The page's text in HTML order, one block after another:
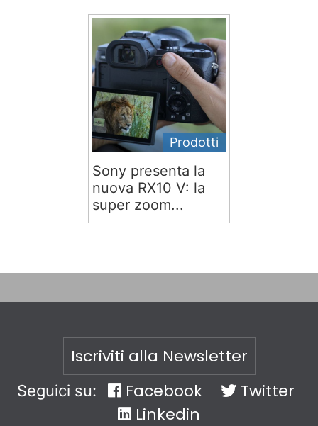
Prodotti
Sony presenta la
nuova RX10 V: la
super zoom...
Iscriviti alla Newsletter
Seguici su: Facebook
Twitter
Linkedin